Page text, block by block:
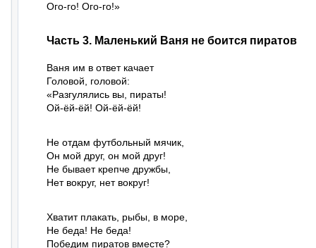
Ого-го! Ого-го!»
Часть 3. Маленький Ваня не боится пиратов
Ваня им в ответ качает
Головой, головой:
«Разгулялись вы, пираты!
Ой-ёй-ёй! Ой-ёй-ёй!
Не отдам футбольный мячик,
Он мой друг, он мой друг!
Не бывает крепче дружбы,
Нет вокруг, нет вокруг!
Хватит плакать, рыбы, в море,
Не беда! Не беда!
Победим пиратов вместе?